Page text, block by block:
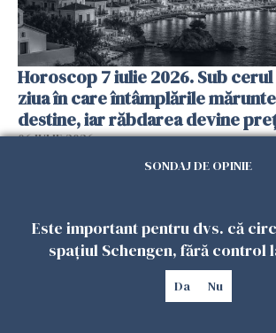
Horoscop 7 iulie 2026. Sub
ziua în care întâmplările
destine, iar răbdarea devine
06 IULIE 2026
SONDAJ DE OPINIE
Este important pentru dvs. că
spațiul Schengen, fără control
Da Nu